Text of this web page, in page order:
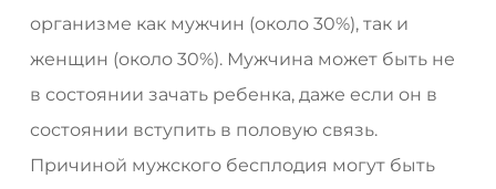
организме как мужчин (около 30%), так и
женщин (около 30%). Мужчина может быть не
в состоянии зачать ребенка, даже если он в
состоянии вступить в половую связь.
Причиной мужского бесплодия могут быть